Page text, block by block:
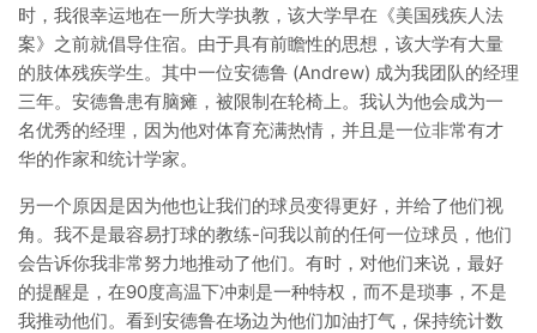
时，我很幸运地在一所大学执教，该大学早在《美国残疾人法
案》之前就倡导住宿。由于具有前瞻性的思想，该大学有大量
的肢体残疾学生。其中一位安德鲁 (Andrew) 成为我团队的经理
三年。安德鲁患有脑瘫，被限制在轮椅上。我认为他会成为一
名优秀的经理，因为他对体育充满热情，并且是一位非常有才
华的作家和统计学家。
另一个原因是因为他也让我们的球员变得更好，并给了他们视
角。我不是最容易打球的教练-问我以前的任何一位球员，他们
会告诉你我非常努力地推动了他们。有时，对他们来说，最好
的提醒是，在90度高温下冲刺是一种特权，而不是琐事，不是
我推动他们。看到安德鲁在场边为他们加油打气，保持统计数